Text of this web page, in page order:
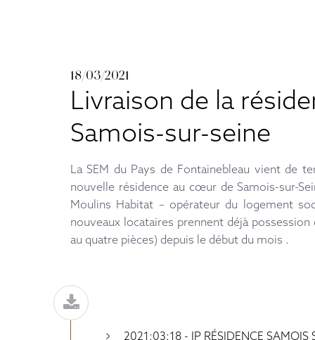
18/03/2021
Livraison de la
Samois-sur-seine
La SEM du Pays de Fontainebleau vient de
nouvelle résidence au cœur de Samois-sur-
Moulins Habitat – opérateur du logement
nouveaux locataires prennent déjà
au quatre pièces) depuis le début du mois .
2021:03:18 - IP RÉSIDENCE SAMOIS